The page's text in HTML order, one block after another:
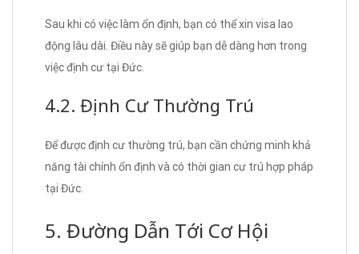
Sau khi có việc làm ổn định, bạn có thể xin visa lao
động lâu dài. Điều này sẽ giúp bạn dễ dàng hơn trong
việc định cư tại Đức.
4.2. Định Cư Thường Trú
Để được định cư thường trú, bạn cần chứng minh khả
năng tài chính ổn định và có thời gian cư trú hợp pháp
tại Đức.
5. Đường Dẫn Tới Cơ Hội